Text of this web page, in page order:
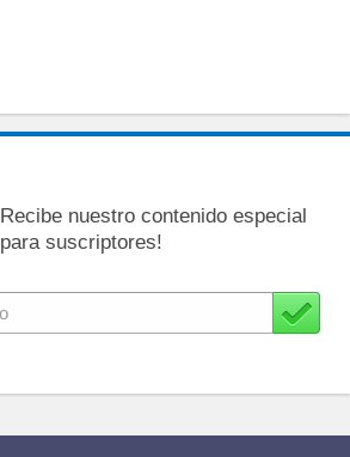
Recibe nuestro contenido especial
para suscriptores!